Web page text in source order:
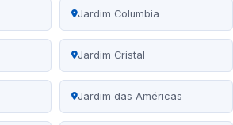
Jardim Columbia
Jardim Cristal
Jardim das Américas